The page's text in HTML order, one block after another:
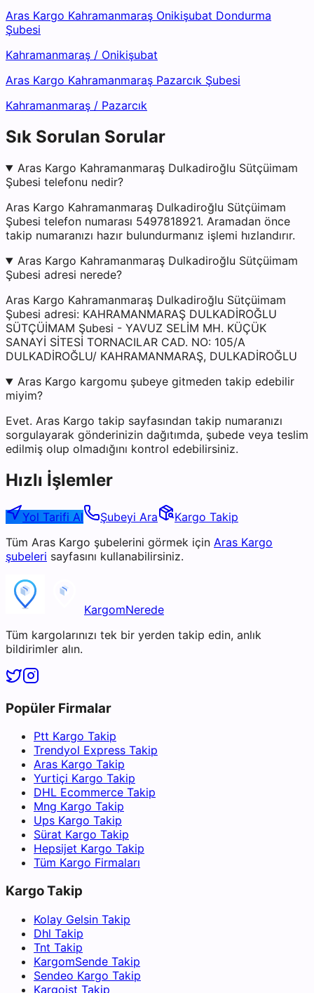
Aras Kargo Kahramanmaraş Onikişubat Dondurma
Şubesi
Kahramanmaraş / Onikişubat
Aras Kargo Kahramanmaraş Pazarcık Şubesi
Kahramanmaraş / Pazarcık
Sık Sorulan Sorular
Aras Kargo Kahramanmaraş Dulkadiroğlu Sütçüimam
Şubesi telefonu nedir?
Aras Kargo Kahramanmaraş Dulkadiroğlu Sütçüimam
Şubesi telefon numarası 5497818921. Aramadan önce
takip numaranızı hazır bulundurmanız işlemi hızlandırır.
Aras Kargo Kahramanmaraş Dulkadiroğlu Sütçüimam
Şubesi adresi nerede?
Aras Kargo Kahramanmaraş Dulkadiroğlu Sütçüimam
Şubesi adresi: KAHRAMANMARAŞ DULKADİROĞLU
SÜTÇÜİMAM Şubesi - YAVUZ SELİM MH. KÜÇÜK
SANAYİ SİTESİ TORNACILAR CAD. NO: 105/A
DULKADİROĞLU/ KAHRAMANMARAŞ, DULKADİROĞLU
Aras Kargo kargomu şubeye gitmeden takip edebilir
miyim?
Evet. Aras Kargo takip sayfasından takip numaranızı
sorgulayarak gönderinizin dağıtımda, şubede veya teslim
edilmiş olup olmadığını kontrol edebilirsiniz.
Hızlı İşlemler
Yol Tarifi Al Şubeyi Ara
Kargo Takip
Tüm Aras Kargo şubelerini görmek için Aras Kargo
şubeleri sayfasını kullanabilirsiniz.
KargomNerede
Tüm kargolarınızı tek bir yerden takip edin, anlık
bildirimler alın.
Popüler Firmalar
Ptt Kargo Takip
Trendyol Express Takip
Aras Kargo Takip
Yurtiçi Kargo Takip
DHL Ecommerce Takip
Mng Kargo Takip
Ups Kargo Takip
Sürat Kargo Takip
Hepsijet Kargo Takip
Tüm Kargo Firmaları
Kargo Takip
Kolay Gelsin Takip
Dhl Takip
Tnt Takip
KargomSende Takip
Sendeo Kargo Takip
Kargoist Takip